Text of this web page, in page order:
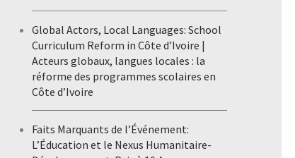
Global Actors, Local Languages: School
Curriculum Reform in Côte d’Ivoire |
Acteurs globaux, langues locales : la
réforme des programmes scolaires en
Côte d’Ivoire
Faits Marquants de l’Événement:
L’Éducation et le Nexus Humanitaire-